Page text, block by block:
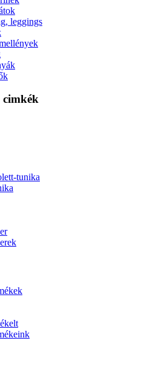
leggings
cimkék
tunika